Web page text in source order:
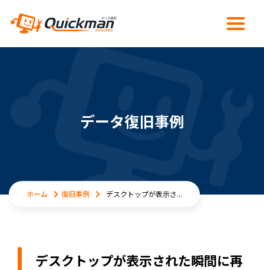
データ復旧事例
ホーム 復旧事例 デスクトップが表示さ...
デスクトップが表示された瞬間に再